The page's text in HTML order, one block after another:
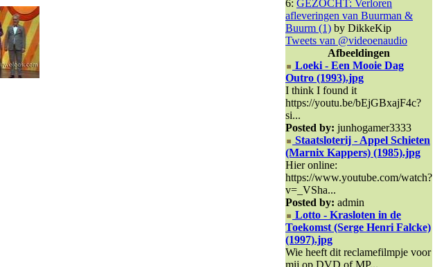
6: GEZOCHT: Verloren
afleveringen van Buurman &
Buurm (1) by DikkeKip
Tweets van @videoenaudio
Afbeeldingen
Loeki - Een Mooie Dag
Outro (1993).jpg
I think I found it
https://youtu.be/bEjGBxajF4c?
si...
Posted by: junhogamer3333
Staatsloterij - Appel Schieten
(Marnix Kappers) (1985).jpg
Hier online:
https://www.youtube.com/watch?
v=_VSha...
Posted by: admin
Lotto - Krasloten in de
Toekomst (Serge Henri Falcke)
(1997).jpg
Wie heeft dit reclamefilmpje voor
mij op DVD of MP...